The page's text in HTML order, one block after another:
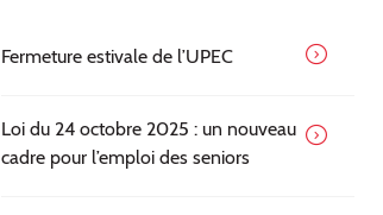
Fermeture estivale de l’UPEC
Loi du 24 octobre 2025 : un nouveau
cadre pour l’emploi des seniors